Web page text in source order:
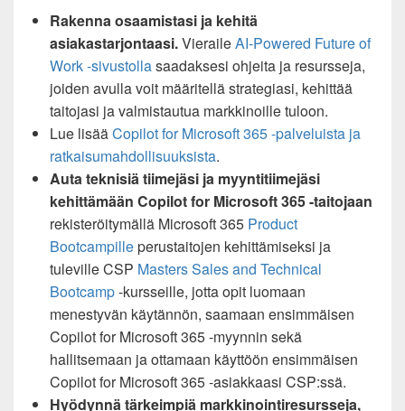
Rakenna osaamistasi ja kehitä
asiakastarjontaasi.VieraileAI-Powered Future of
Work -sivustollasaadaksesi ohjeita ja resursseja,
joiden avulla voit määritellä strategiasi, kehittää
taitojasi ja valmistautua markkinoille tuloon.
Lue lisääCopilot for Microsoft 365 -palveluista ja
ratkaisumahdollisuuksista.
Auta teknisiä tiimejäsi ja myyntitiimejäsi
kehittämään Copilot for Microsoft 365 -taitojaan
rekisteröitymällä Microsoft 365 Product
Bootcampilleperustaitojen kehittämiseksi ja
tuleville CSP Masters Sales and Technical
Bootcamp-kursseille, jotta opit luomaan
menestyvän käytännön, saamaan ensimmäisen
Copilot for Microsoft 365 -myynnin sekä
hallitsemaan ja ottamaan käyttöön ensimmäisen
Copilot for Microsoft 365 -asiakkaasi CSP:ssä.
Hyödynnä tärkeimpiä markkinointiresursseja,